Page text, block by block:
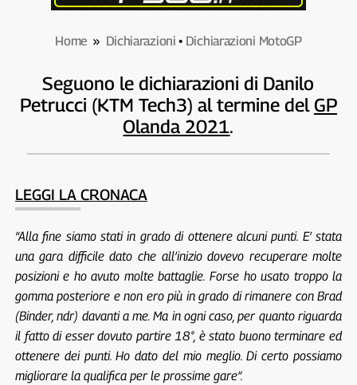
Home » Dichiarazioni • Dichiarazioni MotoGP
Seguono le dichiarazioni di Danilo
Petrucci (KTM Tech3) al termine del GP
Olanda 2021.
LEGGI LA CRONACA
“Alla fine siamo stati in grado di ottenere alcuni punti. E’ stata
una gara difficile dato che all’inizio dovevo recuperare molte
posizioni e ho avuto molte battaglie. Forse ho usato troppo la
gomma posteriore e non ero più in grado di rimanere con Brad
(Binder, ndr) davanti a me. Ma in ogni caso, per quanto riguarda
il fatto di esser dovuto partire 18°, è stato buono terminare ed
ottenere dei punti. Ho dato del mio meglio. Di certo possiamo
migliorare la qualifica per le prossime gare”.